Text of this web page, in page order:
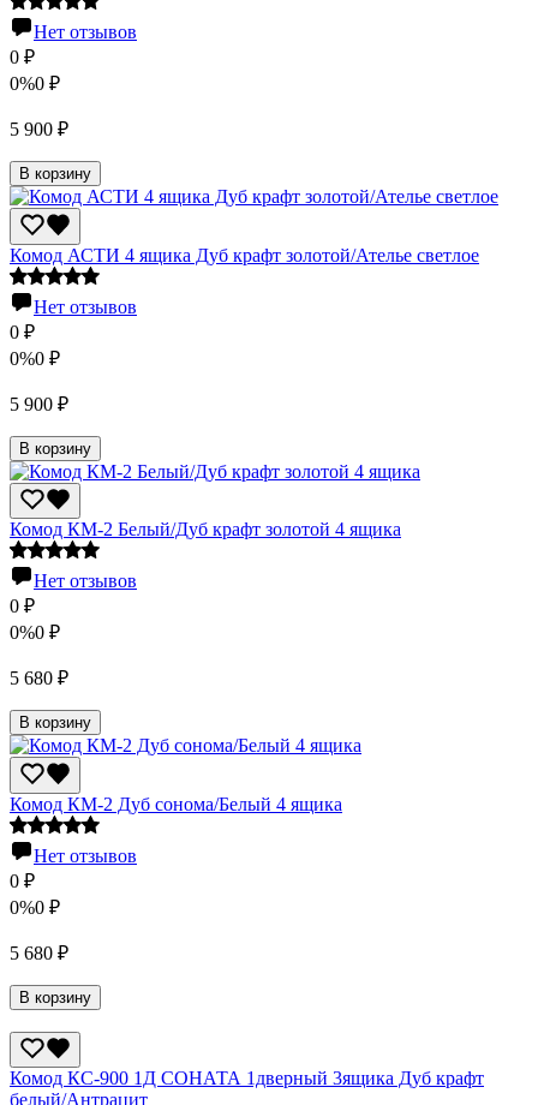
Нет отзывов
0 ₽
0%0 ₽
5 900 ₽
В корзину
Комод АСТИ 4 ящика Дуб крафт золотой/Ателье светлое
Нет отзывов
0 ₽
0%0 ₽
5 900 ₽
В корзину
Комод КМ-2 Белый/Дуб крафт золотой 4 ящика
Нет отзывов
0 ₽
0%0 ₽
5 680 ₽
В корзину
Комод КМ-2 Дуб сонома/Белый 4 ящика
Нет отзывов
0 ₽
0%0 ₽
5 680 ₽
В корзину
Комод КС-900 1Д СОНАТА 1дверный 3ящика Дуб крафт
белый/Антрацит